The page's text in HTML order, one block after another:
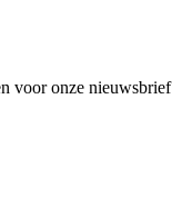
voor onze nieuwsbrief